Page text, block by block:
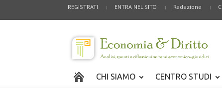
REGISTRATI ENTRA NEL SITO Redazione
CHI SIAMO CENTRO STUDI